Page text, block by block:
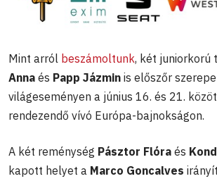
Mint arról beszámoltunk, két juniorkorú
Anna és Papp Jázmin is előszőr
világeseményen a június 16. és 21.
rendezendő vívó Európa-bajnokságon.
A két reménység Pásztor Flóra és
kapott helyet a Marco Goncalves